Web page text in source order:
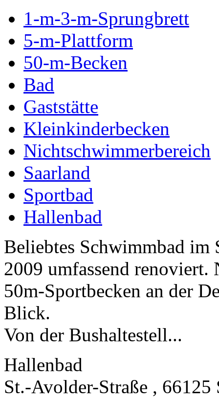
1-m-3-m-Sprungbrett
5-m-Plattform
50-m-Becken
Bad
Gaststätte
Kleinkinderbecken
Nichtschwimmerbereich
Saarland
Sportbad
Hallenbad
Beliebtes Schwimmbad im
2009 umfassend renoviert.
50m-Sportbecken an der
Blick.
Von der Bushaltestell...
Hallenbad
St.-Avolder-Straße , 66125